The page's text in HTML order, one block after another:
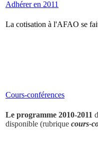
Adhérer en 2011
La cotisation à l'AFAO se
Cours-conférences
Le programme 2010-2011
disponible (rubrique cours-